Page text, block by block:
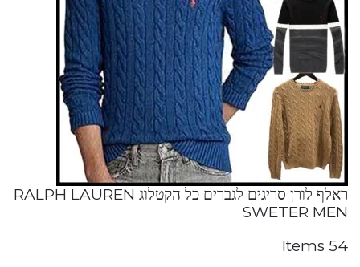
ראלף לורן סריגים לגברים כל הקטלוג RALPH LAUREN
SWETER MEN
54 Items